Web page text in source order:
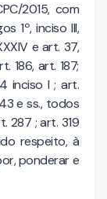
2015, com
1º, inciso III,
e art. 37,
186, art. 187;
inciso I ; art.
e ss., todos
287 ; art. 319
respeito, à
ponderar e